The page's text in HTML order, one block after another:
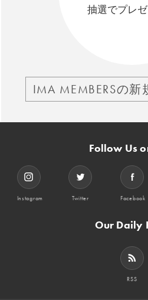
抽選でプレゼ
IMA MEMBERSの
Follow Us
Instagram Twitter Facebook
Our Daily
RSS